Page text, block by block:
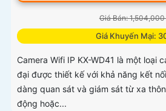
Giá Bán: 1,504,000
Giá Khuyến Mại:
Camera Wifi IP KX-WD41 là một loại
đại được thiết kế với khả năng kết
dàng quan sát và giám sát từ xa
động hoặc...